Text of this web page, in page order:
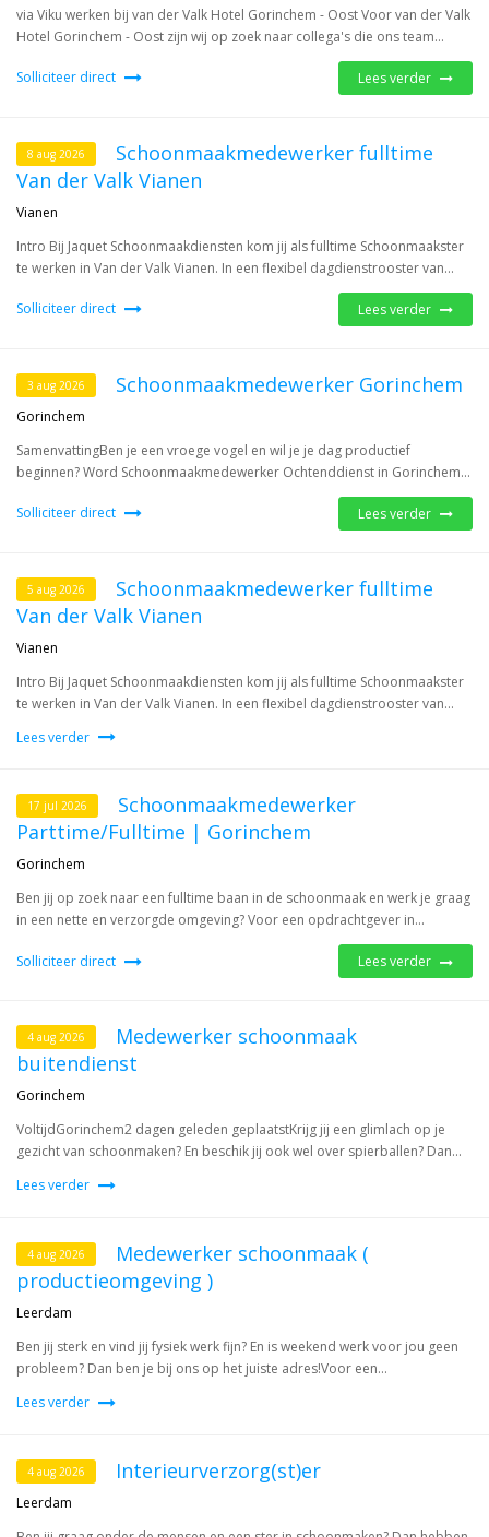
via Viku werken bij van der Valk Hotel Gorinchem - Oost Voor van der Valk
Hotel Gorinchem - Oost zijn wij op zoek naar collega's die ons team...
Solliciteer direct Lees verder
8 aug 2026
Schoonmaakmedewerker fulltime
Van der Valk Vianen
Vianen
Intro Bij Jaquet Schoonmaakdiensten kom jij als fulltime Schoonmaakster
te werken in Van der Valk Vianen. In een flexibel dagdienstrooster van...
Solliciteer direct Lees verder
3 aug 2026 Schoonmaakmedewerker Gorinchem
Gorinchem
SamenvattingBen je een vroege vogel en wil je je dag productief
beginnen? Word Schoonmaakmedewerker Ochtenddienst in Gorinchem...
Solliciteer direct Lees verder
5 aug 2026
Schoonmaakmedewerker fulltime
Van der Valk Vianen
Vianen
Intro Bij Jaquet Schoonmaakdiensten kom jij als fulltime Schoonmaakster
te werken in Van der Valk Vianen. In een flexibel dagdienstrooster van...
Lees verder
17 jul 2026
Schoonmaakmedewerker
Parttime/Fulltime | Gorinchem
Gorinchem
Ben jij op zoek naar een fulltime baan in de schoonmaak en werk je graag
in een nette en verzorgde omgeving? Voor een opdrachtgever in...
Solliciteer direct Lees verder
4 aug 2026
Medewerker schoonmaak
buitendienst
Gorinchem
VoltijdGorinchem2 dagen geleden geplaatstKrijg jij een glimlach op je
gezicht van schoonmaken? En beschik jij ook wel over spierballen? Dan...
Lees verder
4 aug 2026
Medewerker schoonmaak (
productieomgeving )
Leerdam
Ben jij sterk en vind jij fysiek werk fijn? En is weekend werk voor jou geen
probleem? Dan ben je bij ons op het juiste adres!Voor een...
Lees verder
4 aug 2026 Interieurverzorg(st)er
Leerdam